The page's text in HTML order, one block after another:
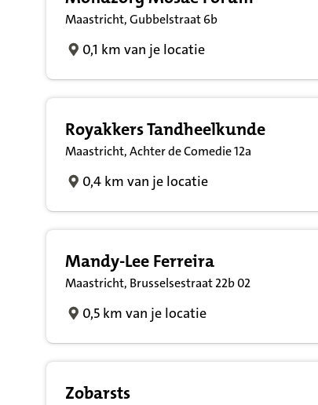
Maastricht, Gubbelstraat 6b
0,1 km van je locatie
Royakkers Tandheelkunde
Maastricht, Achter de Comedie 12a
0,4 km van je locatie
Mandy-Lee Ferreira
Maastricht, Brusselsestraat 22b 02
0,5 km van je locatie
Zobarsts